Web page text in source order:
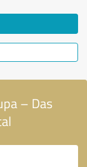
– Das